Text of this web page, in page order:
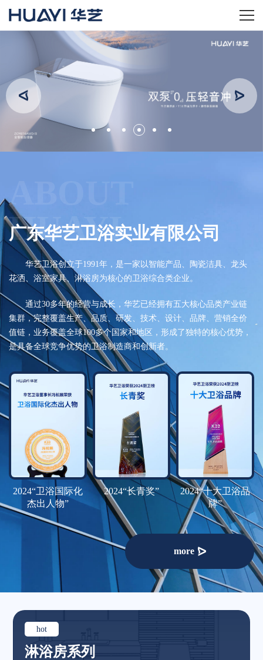
关于华艺
华艺产品
新闻资讯
服务技术
经销商专区
荣誉体系
联系我们
tmall
ABOUT
HUAYI
广东华艺卫浴实业有限公司
华艺卫浴创立于1991年，是一家以智能产品、陶瓷洁具、龙头
花洒、浴室家具、淋浴房为核心的卫浴综合类企业。
通过30多年的经营与成长，华艺已经拥有五大核心品类产业链
集群，完整覆盖生产、品质、研发、技术、设计、品牌、营销全价
值链，业务覆盖全球100多个国家和地区，形成了独特的核心优势，
是具备全球竞争优势的卫浴制造商和创新者。
2024“卫浴国际化
杰出人物”
2024“长青奖”
2024“十大卫浴品
牌”
more
hot
淋浴房系列